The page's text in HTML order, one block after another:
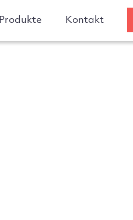
Produkte Kontakt